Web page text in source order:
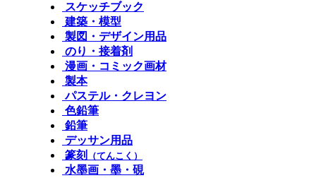
スケッチブック
建築・模型
製図・デザイン用品
のり・接着剤
漫画・コミック画材
製本
パステル・クレヨン
色鉛筆
鉛筆
デッサン用品
篆刻
（てんこく）
水墨画・墨・硯